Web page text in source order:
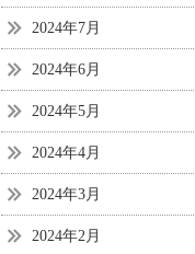
2024年7月
2024年6月
2024年5月
2024年4月
2024年3月
2024年2月